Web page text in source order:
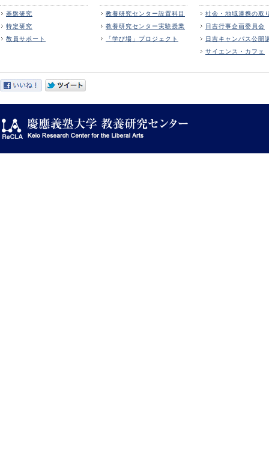
基盤研究
特定研究
教員サポート
教養研究センター設置科目
教養研究センター実験授業
「学び場」プロジェクト
社会・地域連携の取
日吉行事企画委員会
日吉キャンパス公開
サイエンス・カフェ